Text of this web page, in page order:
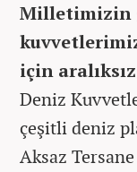
Milletimizin
için
Deniz
çeşitli deniz
Aksaz Tersane